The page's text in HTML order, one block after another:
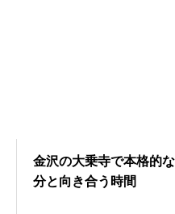
金沢の大乗寺で本格的
分と向き合う時間